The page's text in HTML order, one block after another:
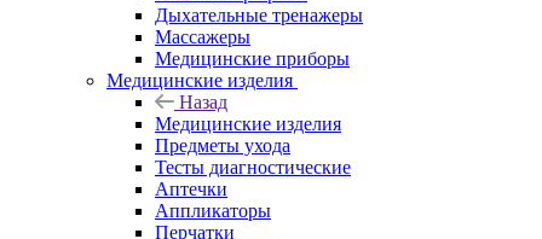
Дыхательные тренажеры
Массажеры
Медицинские приборы
Медицинские изделия
Назад
Медицинские изделия
Предметы ухода
Тесты диагностические
Аптечки
Аппликаторы
Перчатки